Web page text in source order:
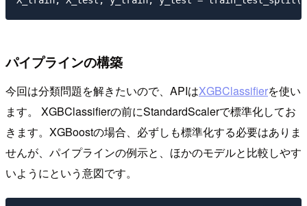
パイプラインの構築
今回は分類問題を解きたいので、APIはXGBClassifierを使い
ます。 XGBClassifierの前にStandardScalerで標準化してお
きます。XGBoostの場合、必ずしも標準化する必要はありま
せんが、パイプラインの例示と、ほかのモデルと比較しやす
いようにという意図です。